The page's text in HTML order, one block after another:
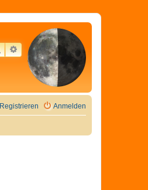
SUCHEERWEITERTE SUCHE
Anmelden
Registrieren